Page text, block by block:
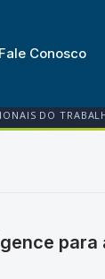
Fale Conosco
DO